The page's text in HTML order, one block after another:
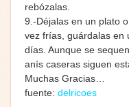
rebózalas.
9.-Déjalas en un plato
vez frías, guárdalas en
días. Aunque se
anís caseras siguen
Muchas Gracias…
fuente: delricoes